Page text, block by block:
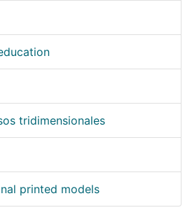
tridimensionales
printed models